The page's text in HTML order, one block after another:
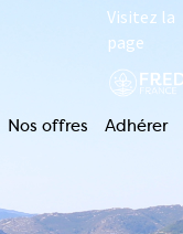
Visitez la
page
Nos offres Adhérer